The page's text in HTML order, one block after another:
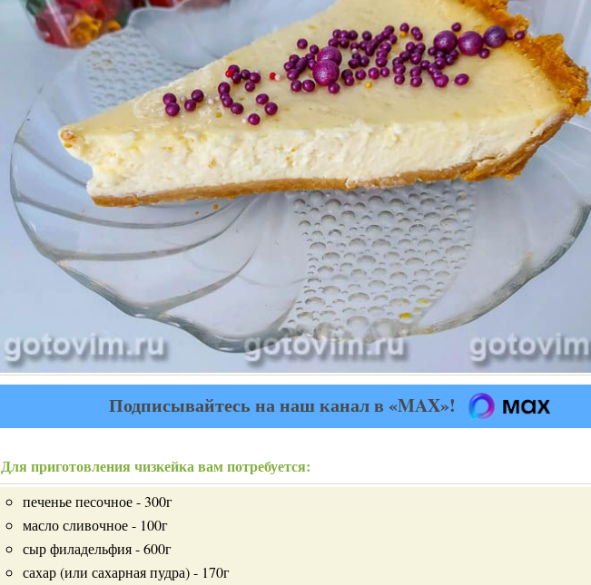
Подписывайтесь на наш канал в «MAX»!
Для приготовления чизкейка вам потребуется:
печенье песочное - 300г
масло сливочное - 100г
сыр филадельфия - 600г
сахар (или сахарная пудра) - 170г